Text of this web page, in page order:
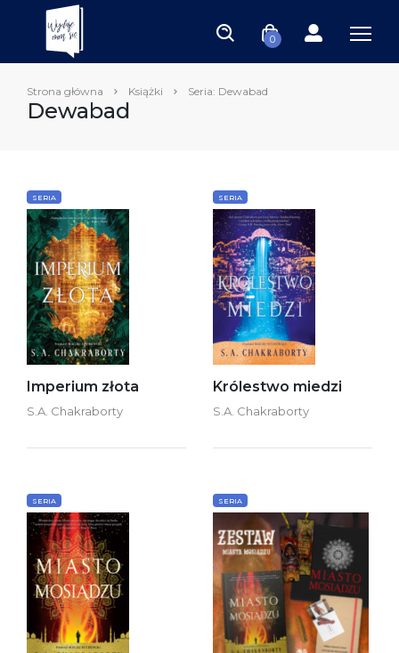
0
Strona główna Książki Seria: Dewabad
Dewabad
SERIA
Imperium złota
S.A. Chakraborty
SERIA
Królestwo miedzi
S.A. Chakraborty
SERIA SERIA